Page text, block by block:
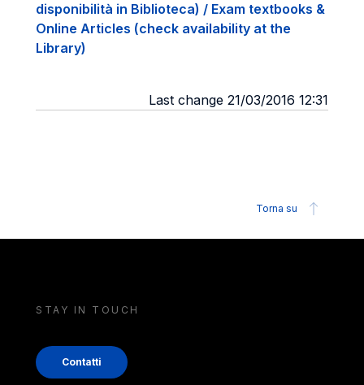
disponibilità in Biblioteca) / Exam textbooks &
Online Articles (check availability at the
Library)
Last change 21/03/2016 12:31
Torna su
STAY IN TOUCH
Contatti